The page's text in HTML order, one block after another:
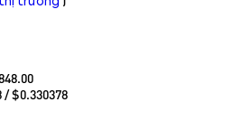
/ $0.330378